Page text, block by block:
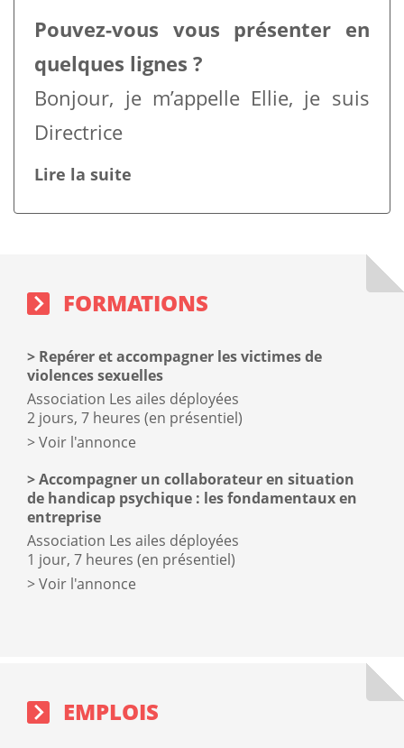
Pouvez-vous vous présenter en
quelques lignes ?
Bonjour, je m’appelle Ellie, je suis
Directrice
Lire la suite
block
FORMATIONS
Repérer et accompagner les victimes de
violences sexuelles
Association Les ailes déployées
2 jours, 7 heures (en présentiel)
Voir l'annonce
Accompagner un collaborateur en situation
de handicap psychique : les fondamentaux en
entreprise
Association Les ailes déployées
1 jour, 7 heures (en présentiel)
Voir l'annonce
block
EMPLOIS